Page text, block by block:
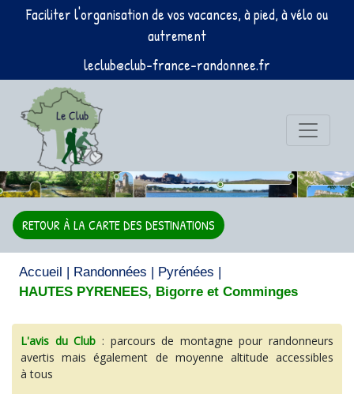
Faciliter l'organisation de vos vacances, à pied, à vélo ou
autrement
leclub@club-france-randonnee.fr
RETOUR À LA CARTE DES DESTINATIONS
Accueil | Randonnées | Pyrénées |
HAUTES PYRENEES, Bigorre et Comminges
L'avis du Club : parcours de montagne pour randonneurs
avertis mais également de moyenne altitude accessibles
à tous